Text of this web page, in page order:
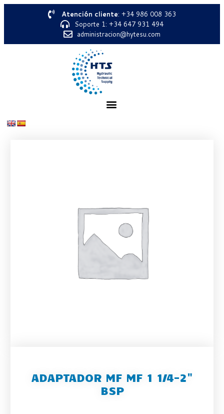
Atención cliente: +34 986 008 363
Soporte 1: +34 647 931 494
administracion@hytesu.com
ADAPTADOR MF MF 1 1/4-2"
BSP